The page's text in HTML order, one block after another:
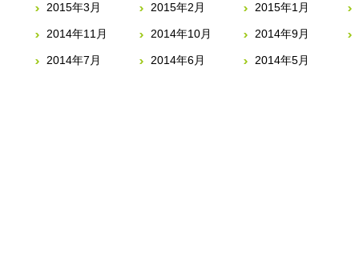
2015年3月 2015年2月 2015年1月
2014年11月 2014年10月 2014年9月
2014年7月 2014年6月 2014年5月